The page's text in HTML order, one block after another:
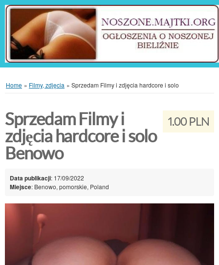
Home » Filmy, zdjęcia » Sprzedam Filmy i zdjęcia hardcore i solo
1.00 PLN
Sprzedam Filmy i
zdjęcia hardcore i solo
Benowo
Data publikacji: 17/09/2022
Miejsce: Benowo, pomorskie, Poland